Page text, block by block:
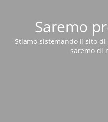
Saremo
Stiamo sistemando il sito
saremo di